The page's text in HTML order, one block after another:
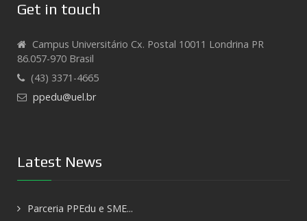
Get in touch
Campus Universitário Cx. Postal 10011 Londrina PR
86.057-970 Brasil
(43) 3371-4665
ppedu@uel.br
Latest News
Parceria PPEdu e SME...